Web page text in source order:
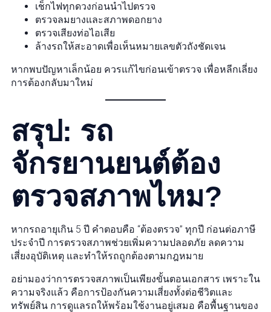
เช็กไฟทุกดวงก่อนนำไปตรวจ
ตรวจลมยางและสภาพดอกยาง
ตรวจเสียงท่อไอเสีย
ล้างรถให้สะอาดเพื่อเห็นหมายเลขตัวถังชัดเจน
หากพบปัญหาเล็กน้อย ควรแก้ไขก่อนเข้าตรวจ เพื่อหลีกเลี่ยง
การต้องกลับมาใหม่
สรุป: รถ
จักรยานยนต์ต้อง
ตรวจสภาพไหม?
หากรถอายุเกิน 5 ปี คำตอบคือ “ต้องตรวจ” ทุกปี ก่อนต่อภาษี
ประจำปี การตรวจสภาพช่วยเพิ่มความปลอดภัย ลดความ
เสี่ยงอุบัติเหตุ และทำให้รถถูกต้องตามกฎหมาย
อย่ามองว่าการตรวจสภาพเป็นเพียงขั้นตอนเอกสาร เพราะใน
ความจริงแล้ว คือการป้องกันความเสี่ยงทั้งต่อชีวิตและ
ทรัพย์สิน การดูแลรถให้พร้อมใช้งานอยู่เสมอ คือพื้นฐานของ